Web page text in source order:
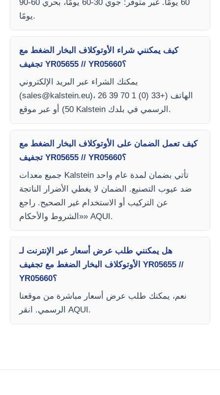
60 يومًا. غير متوفر: جوي 30-60 يومًا، بحري 60-90
يومًا.
كيف يمكنني شراء الأوتوكلاف البخار الضغط مع
تجفيف YR05655 // YR05660؟
يمكنك الشراء عبر البريد الإلكتروني
(sales@kalstein.eu)، الهاتف (+33 (0) 1 70 39 26
50) أو عبر موقع Kalstein الرسمي في بلدك.
كيف تعمل الضمان على الأوتوكلاف البخار الضغط مع
تجفيف YR05655 // YR05660؟
جميع معدات Kalstein تأتي بضمان لمدة عام واحد
ضد عيوب التصنيع. الضمان لا يغطي الأضرار الناتجة
عن التركيب أو الاستخدام غير الصحيح. راجع
«الشروط والأحكام» AQUI.
هل يمكنني طلب عرض أسعار عبر الإنترنت لـ
الأوتوكلاف البخار الضغط مع تجفيف YR05655 //
YR05660؟
نعم، يمكنك طلب عرض أسعار مباشرة من موقعنا
الرسمي. انقر AQUI.